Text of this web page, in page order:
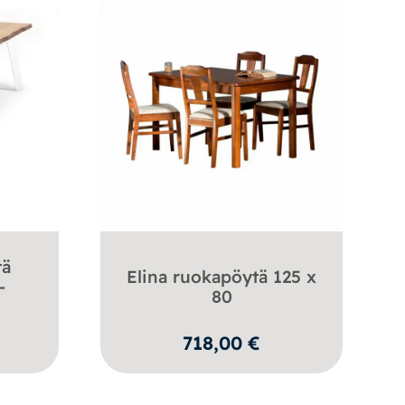
Elina ruokapöytä 125 x
80
718,00€